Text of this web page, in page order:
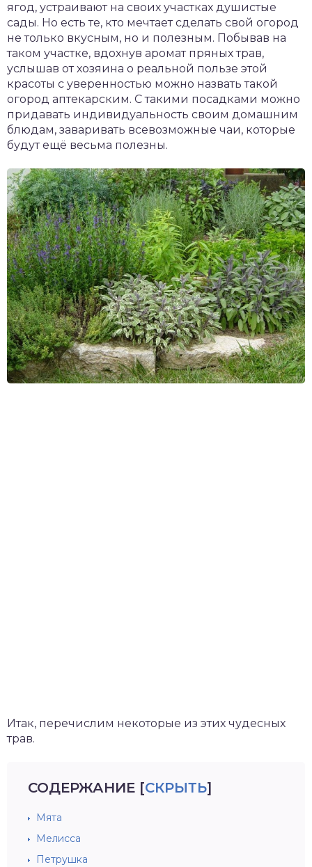
ягод, устраивают на своих участках душистые
сады. Но есть те, кто мечтает сделать свой огород
не только вкусным, но и полезным. Побывав на
таком участке, вдохнув аромат пряных трав,
услышав от хозяина о реальной пользе этой
красоты с уверенностью можно назвать такой
огород аптекарским. С такими посадками можно
придавать индивидуальность своим домашним
блюдам, заваривать всевозможные чаи, которые
будут ещё весьма полезны.
Итак, перечислим некоторые из этих чудесных
трав.
СОДЕРЖАНИЕ [СКРЫТЬ]
Мята
Мелисса
Петрушка